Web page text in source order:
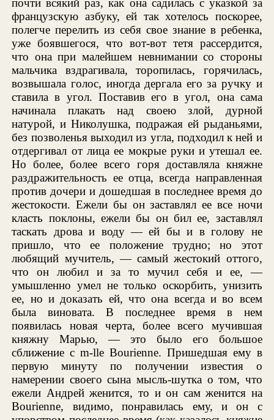
почти всякий раз, как она садилась с указкой за
французскую азбуку, ей так хотелось поскорее,
полегче перелить из себя свое знание в ребенка,
уже боявшегося, что вот-вот тетя рассердится,
что она при малейшем невнимании со стороны
мальчика вздрагивала, торопилась, горячилась,
возвышала голос, иногда дергала его за ручку и
ставила в угол. Поставив его в угол, она сама
начинала плакать над своею злой, дурной
натурой, и Николушка, подражая ей рыданьями,
без позволенья выходил из угла, подходил к ней и
отдергивал от лица ее мокрые руки и утешал ее.
Но более, более всего горя доставляла княжне
раздражительность ее отца, всегда направленная
против дочери и дошедшая в последнее время до
жестокости. Ежели бы он заставлял ее все ночи
класть поклоны, ежели бы он бил ее, заставлял
таскать дрова и воду — ей бы и в голову не
пришло, что ее положение трудно; но этот
любящий мучитель, — самый жестокий оттого,
что он любил и за то мучил себя и ее, —
умышленно умел не только оскорбить, унизить
ее, но и доказать ей, что она всегда и во всем
была виновата. В последнее время в нем
появилась новая черта, более всего мучившая
княжну Марью, — это было его большое
сближение с m-lle Bourienne. Пришедшая ему в
первую минуту по получении известия о
намерении своего сына мысль-шутка о том, что
ежели Андрей женится, то и он сам женится на
Bourienne, видимо, понравилась ему, и он с